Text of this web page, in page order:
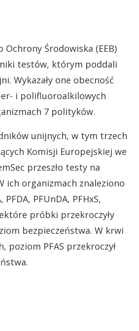
Ochrony Środowiska (EEB)
testów, którym poddali
Wykazały one obecność
i polifluoroalkilowych
7 polityków.
unijnych, w tym trzech
Komisji Europejskiej we
przeszło testy na
ich organizmach znaleziono
PFDA, PFUnDA, PFHxS,
próbki przekroczyły
bezpieczeństwa. W krwi
poziom PFAS przekroczył